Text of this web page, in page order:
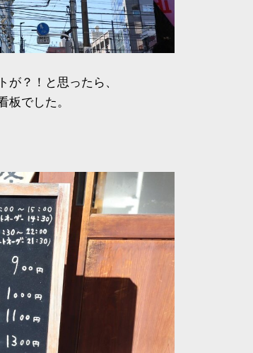
？！と思ったら、
板でした。